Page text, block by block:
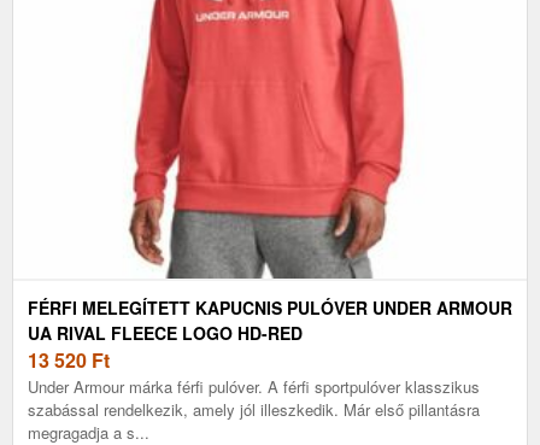
FÉRFI MELEGÍTETT KAPUCNIS PULÓVER UNDER ARMOUR
UA RIVAL FLEECE LOGO HD-RED
13 520 Ft
Under Armour márka férfi pulóver. A férfi sportpulóver klasszikus
szabással rendelkezik, amely jól illeszkedik. Már első pillantásra
megragadja a s...